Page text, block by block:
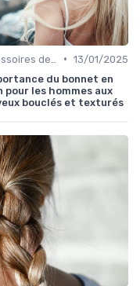
• 13/01/2025
du bonnet en
pour les hommes aux
bouclés et texturés